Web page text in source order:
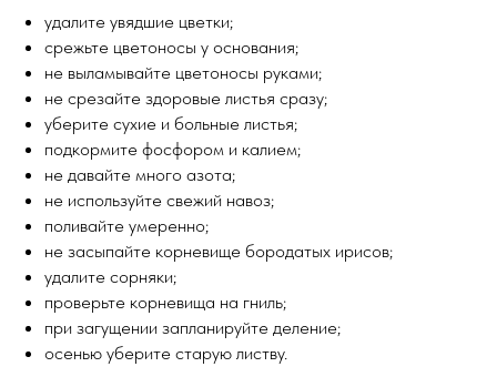
удалите увядшие цветки;
срежьте цветоносы у основания;
не выламывайте цветоносы руками;
не срезайте здоровые листья сразу;
уберите сухие и больные листья;
подкормите фосфором и калием;
не давайте много азота;
не используйте свежий навоз;
поливайте умеренно;
не засыпайте корневище бородатых ирисов;
удалите сорняки;
проверьте корневища на гниль;
при загущении запланируйте деление;
осенью уберите старую листву.